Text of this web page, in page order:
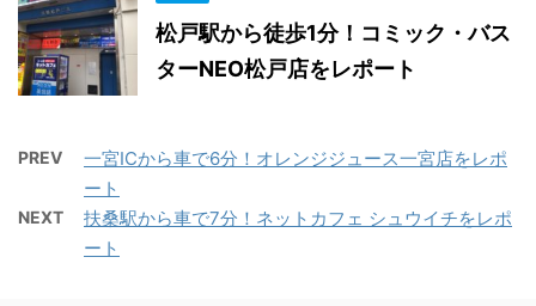
松戸駅から徒歩1分！コミック・バス
ターNEO松戸店をレポート
PREV
一宮ICから車で6分！オレンジジュース一宮店をレポ
ート
NEXT
扶桑駅から車で7分！ネットカフェ シュウイチをレポ
ート